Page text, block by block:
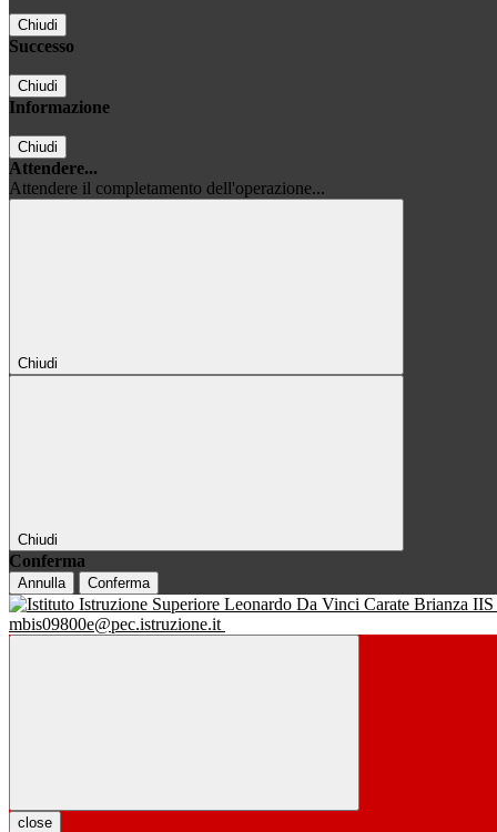
Chiudi
Successo
Chiudi
Informazione
Chiudi
Attendere...
Attendere il completamento dell'operazione...
Chiudi
Chiudi
Conferma
Annulla Conferma
IIS
mbis09800e@pec.istruzione.it
close